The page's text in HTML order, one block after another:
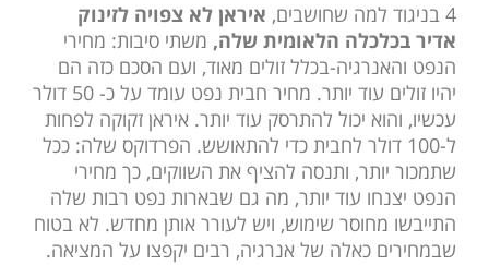
4 בניגוד למה שחושבים,
איראן לא צפויה לזינוק
אדיר בכלכלה הלאומית שלה, משתי סיבות: מחירי
הנפט והאנרגיה-בכלל זולים מאוד, ועם הסכם כזה הם
יהיו זולים עוד יותר. מחיר חבית נפט עומד על כ- 50 דולר
עכשיו, והוא יכול להתרסק עוד יותר. איראן זקוקה לפחות
ל-100 דולר לחבית כדי להתאושש. הפרדוקס שלה: ככל
שתמכור יותר, ותנסה להציף את השווקים, כך מחירי
הנפט יצנחו עוד יותר, מה גם שבארות נפט רבות שלה
התייבשו מחוסר שימוש, ויש לעורר אותן מחדש. לא בטוח
שבמחירים כאלה של אנרגיה, רבים יקפצו על המציאה.